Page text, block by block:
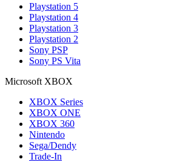
Playstation 5
Playstation 4
Playstation 3
Playstation 2
Sony PSP
Sony PS Vita
Microsoft XBOX
XBOX Series
XBOX ONE
XBOX 360
Nintendo
Sega/Dendy
Trade-In